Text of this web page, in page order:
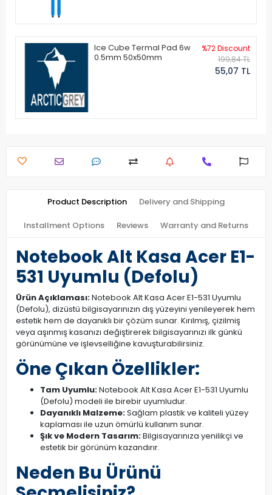
Ice Cube Termal Pad 6w
0.5mm 50x50mm
%72 Discount
199,84 TL
55,07 TL
Product Description Delivery and Shipping
Installment Options Reviews Warranty and Returns
Notebook Alt Kasa Acer E1-
531 Uyumlu (Defolu)
Ürün Açıklaması:Notebook Alt Kasa Acer E1-531 Uyumlu
(Defolu), dizüstü bilgisayarınızın dış yüzeyini yenileyerek hem
estetik hem de dayanıklı bir çözüm sunar. Kırılmış, çizilmiş
veya aşınmış kasanızı değiştirerek bilgisayarınızı ilk günkü
görünümüne ve işlevselliğine kavuşturabilirsiniz.
Öne Çıkan Özellikler:
Tam Uyumlu:Notebook Alt Kasa Acer E1-531 Uyumlu
(Defolu) modeli ile birebir uyumludur.
Dayanıklı Malzeme:Sağlam plastik ve kaliteli yüzey
kaplaması ile uzun ömürlü kullanım sunar.
Şık ve Modern Tasarım:Bilgisayarınıza yenilikçi ve
estetik bir görünüm kazandırır.
Neden Bu Ürünü